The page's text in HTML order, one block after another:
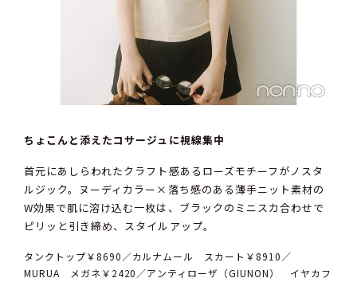
ちょこんと添えたコサージュに視線集中
首元にあしらわれたクラフト感あるローズモチーフがノスタ
ルジック。ヌーディカラー×落ち感のある薄手ニット素材の
W効果で肌に溶け込む一枚は、ブラックのミニスカ合わせで
ピリッと引き締め、スタイルアップ。
タンクトップ￥8690／カルナムール スカート￥8910／
MURUA メガネ￥2420／アンティローザ（GIUNON） イヤカフ